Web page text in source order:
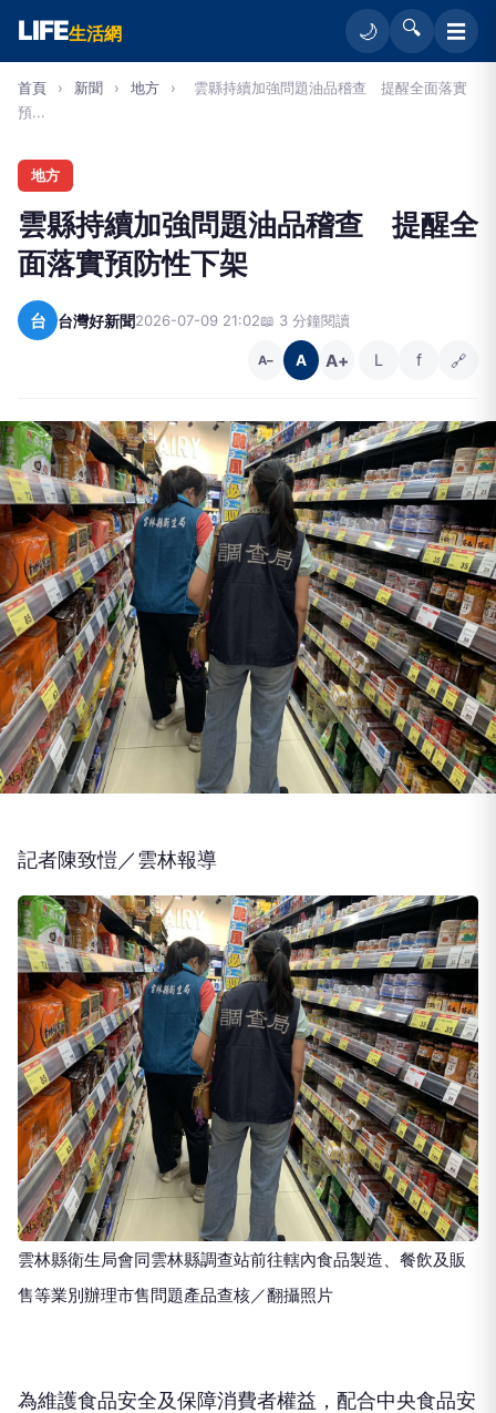
LIFE生活網 🌙 🔍 ☰
首頁 › 新聞 › 地方 ›
雲縣持續加強問題油品稽查 提醒全面落實
預...
地方
雲縣持續加強問題油品稽查 提醒全
面落實預防性下架
台 台灣好新聞2026-07-09 21:02📖 3 分鐘閱讀
A− A A+ L f 🔗
記者陳致愷／雲林報導
雲林縣衛生局會同雲林縣調查站前往轄內食品製造、餐飲及販
售等業別辦理市售問題產品查核／翻攝照片
為維護食品安全及保障消費者權益，配合中央食品安